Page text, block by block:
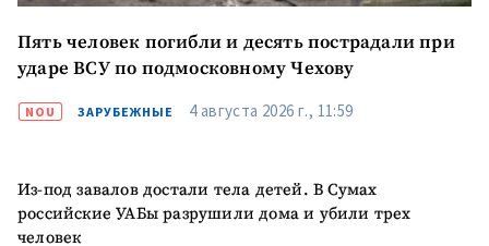
Пять человек погибли и десять пострадали при
ударе ВСУ по подмосковному Чехову
NOU ЗАРУБЕЖНЫЕ 4 августа 2026 г., 11:59
Из-под завалов достали тела детей. В Сумах
российские УАБы разрушили дома и убили трех
человек